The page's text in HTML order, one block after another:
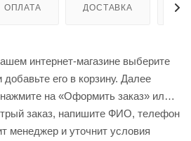
ОПЛАТА ДОСТАВКА
интернет-магазине выберите
его в корзину. Далее
на «Оформить заказ» или
заказ, напишите ФИО, телефон
менеджер и уточнит условия